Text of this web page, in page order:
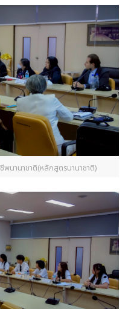
พนานาชาติ(หลักสูตรนานาชาติ)